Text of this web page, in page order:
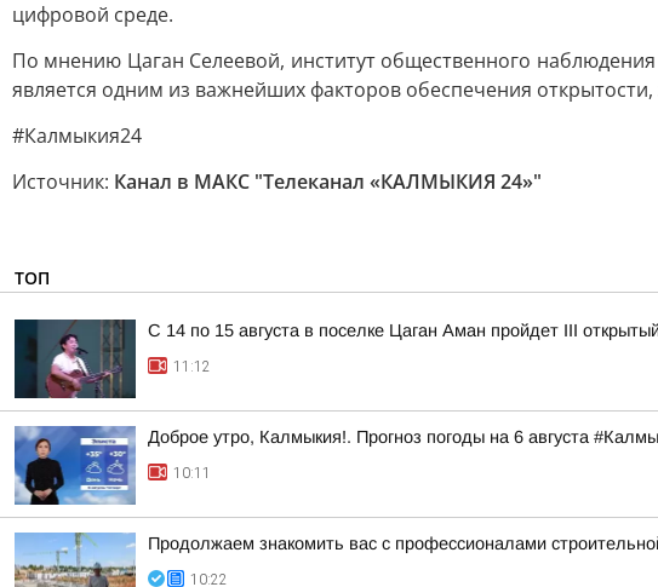
цифровой среде.
По мнению Цаган Селеевой, институт общественного
является одним из важнейших факторов обеспечения
#Калмыкия24
Источник: Канал в МАКС "Телеканал «КАЛМЫКИЯ 24»"
ТОП
С 14 по 15 августа в поселке Цаган Аман пройдет III
11:12
Доброе утро, Калмыкия!. Прогноз погоды на 6 августа
10:11
Продолжаем знакомить вас с профессионалами
10:22